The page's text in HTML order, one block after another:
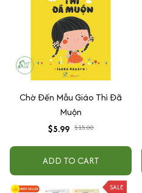
Chờ Đến Mẫu Giáo Thì Đã
Muộn
$5.99 $15.00
ADD TO CART
SALE